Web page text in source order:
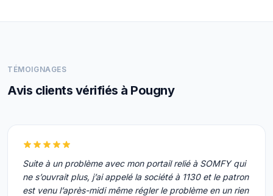
TÉMOIGNAGES
Avis clients vérifiés à Pougny
Suite à un problème avec mon portail relié à SOMFY qui
ne s’ouvrait plus, j’ai appelé la société à 1130 et le patron
est venu l’après-midi même régler le problème en un rien